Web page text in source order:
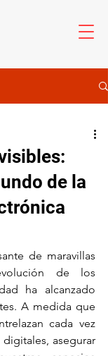
de la
de maravillas
de los
ha alcanzado
A medida que
cada vez
asegurar